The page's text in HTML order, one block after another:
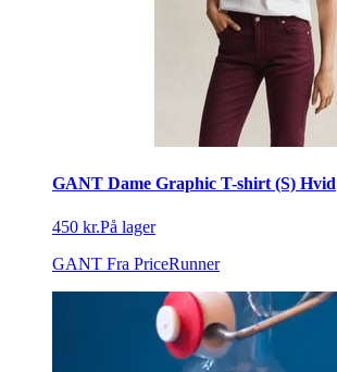
GANT Dame Graphic T-shirt (S) Hvid
450 kr.På lager
GANT Fra PriceRunner